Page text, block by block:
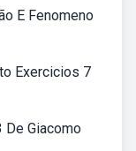
E Fenomeno
Exercicios 7
Giacomo